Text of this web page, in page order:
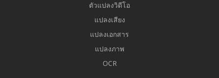
ตัวแปลงวิดีโอ
แปลงเสียง
แปลงเอกสาร
แปลงภาพ
OCR